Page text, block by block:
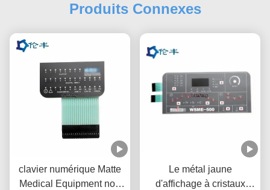
Produits Connexes
clavier numérique Matte
Medical Equipment non
Le métal jaune
d'affichage à cristaux